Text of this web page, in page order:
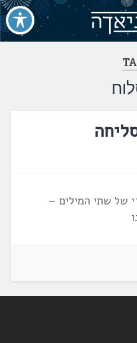
של שתי המילים –